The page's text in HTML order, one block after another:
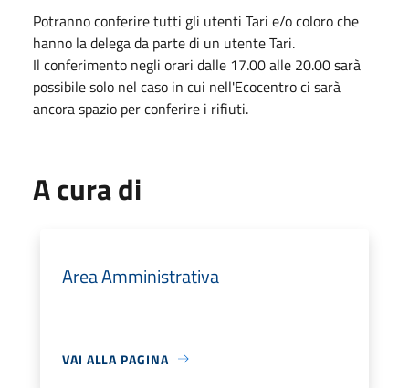
Potranno conferire tutti gli utenti Tari e/o coloro che
hanno la delega da parte di un utente Tari.
Il conferimento negli orari dalle 17.00 alle 20.00 sarà
possibile solo nel caso in cui nell'Ecocentro ci sarà
ancora spazio per conferire i rifiuti.
A cura di
Area Amministrativa
VAI ALLA PAGINA